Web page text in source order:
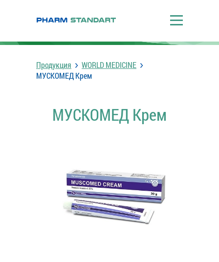
Продукция
WORLD MEDICINE
МУСКОМЕД Крем
МУСКОМЕД Крем